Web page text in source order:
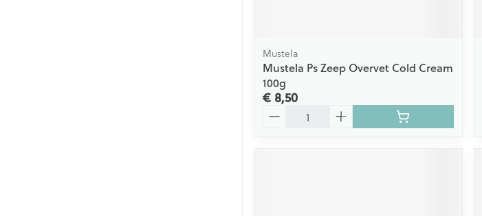
Mustela
Mustela Ps Zeep Overvet Cold Cream
100g
€ 8,50